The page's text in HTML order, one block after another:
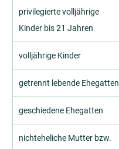
privilegierte volljährige
Kinder bis 21 Jahren
volljährige Kinder
getrennt lebende Ehegatten
geschiedene Ehegatten
nichteheliche Mutter bzw.